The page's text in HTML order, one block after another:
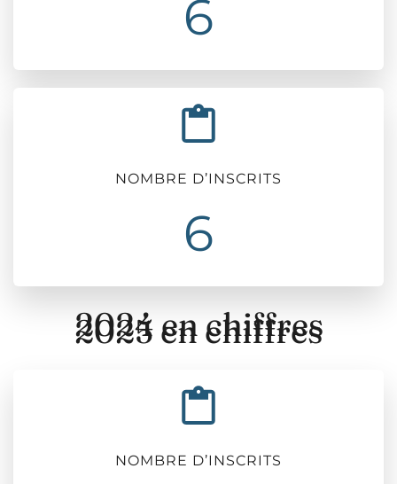
6
NOMBRE D’INSCRITS
6
2025 en chiffres
2024 en chiffres
NOMBRE D’INSCRITS